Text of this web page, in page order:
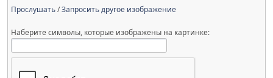
Прослушать/Запросить другое изображение
Наберите символы, которые изображены на картинке: